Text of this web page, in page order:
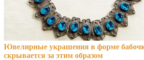
Ювелирные украшения в форме
скрывается за этим образом